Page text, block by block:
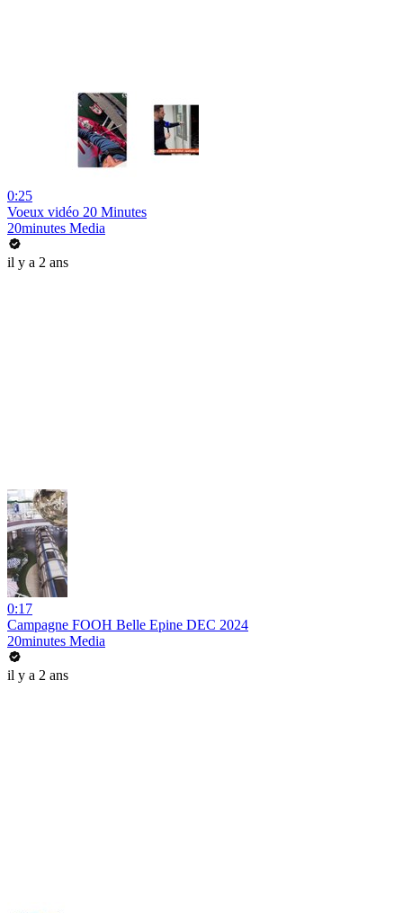
0:25
Voeux vidéo 20 Minutes
20minutes Media
il y a 2 ans
0:17
Campagne FOOH Belle Epine DEC 2024
20minutes Media
il y a 2 ans